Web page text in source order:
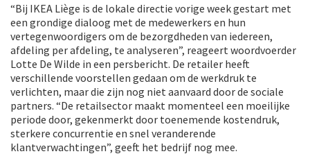
“Bij IKEA Liège is de lokale directie vorige week gestart met
een grondige dialoog met de medewerkers en hun
vertegenwoordigers om de bezorgdheden van iedereen,
afdeling per afdeling, te analyseren”, reageert woordvoerder
Lotte De Wilde in een persbericht. De retailer heeft
verschillende voorstellen gedaan om de werkdruk te
verlichten, maar die zijn nog niet aanvaard door de sociale
partners. “De retailsector maakt momenteel een moeilijke
periode door, gekenmerkt door toenemende kostendruk,
sterkere concurrentie en snel veranderende
klantverwachtingen”, geeft het bedrijf nog mee.